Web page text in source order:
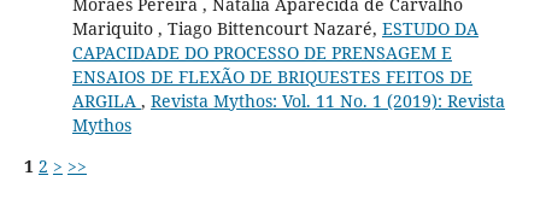
Moraes Pereira , Natália Aparecida de Carvalho
Mariquito , Tiago Bittencourt Nazaré, ESTUDO DA
CAPACIDADE DO PROCESSO DE PRENSAGEM E
ENSAIOS DE FLEXÃO DE BRIQUESTES FEITOS DE
ARGILA , Revista Mythos: Vol. 11 No. 1 (2019): Revista
Mythos
1 2 > >>